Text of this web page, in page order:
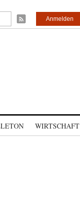
Anmelden
WIRTSCHAFT